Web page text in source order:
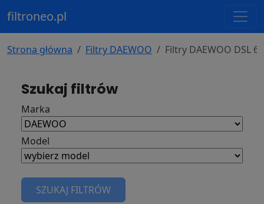
filtroneo.pl
Strona główna Filtry DAEWOO Filtry DAEWOO DSL
Szukaj filtrów
Marka
Model
SZUKAJ FILTRÓW